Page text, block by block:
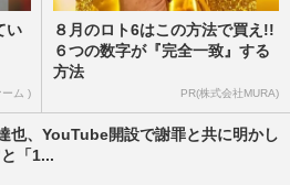
い
ーム )
８月のロト6はこの方法で買え!!
６つの数字が『完全一致』する
方法
PR(株式会社MURA)
也、YouTube開設で謝罪と共に明かし
「1...